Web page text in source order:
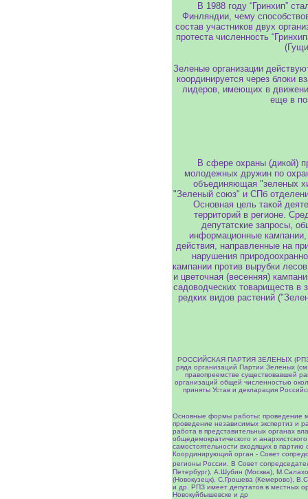
В 1988 году “Гринхип”
Финляндии, чему
состав участников двух
протеста численность
Зеленые организации
координируется через блоки
лидеров, имеющих в
еще в
В сфере охраны (дикой)
молодежных дружин по
объединяющая "зеленых
"Зеленый союз" и СПб
Основная цель такой
территорий в регионе.
депутатские запросы,
информационные кампании,
действия, направленные на
нарушения
кампании против вырубки
и цветочная (весенняя)
садоводческих товариществ в
редких видов растений
РОССИЙСКАЯ ПАРТИЯ ЗЕЛЕНЫХ (РПЗ)
ряда организаций Партии Зеленых
правопреемстве существовавшей
организаций общей численностью
приняты Устав и декларация
Основные формы работы: проведение
проведение независимых экспертиз и
работа в представительных органах
общедемократического и
самостоятельности входящих в партию
Координирующий орган - Совет
регионы России. В Совет
Петербург), А.Шубин (Москва),
(Новокузецк), С.Грошева (Кемерово),
и др. РПЗ имеет депутатов в местных
Новокуйбышевске и др